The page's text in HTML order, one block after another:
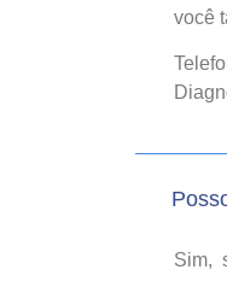
você
Sim,